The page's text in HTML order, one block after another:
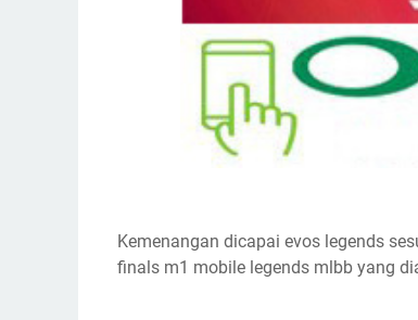
Kemenangan dicapai evos legends
finals m1 mobile legends mlbb yang